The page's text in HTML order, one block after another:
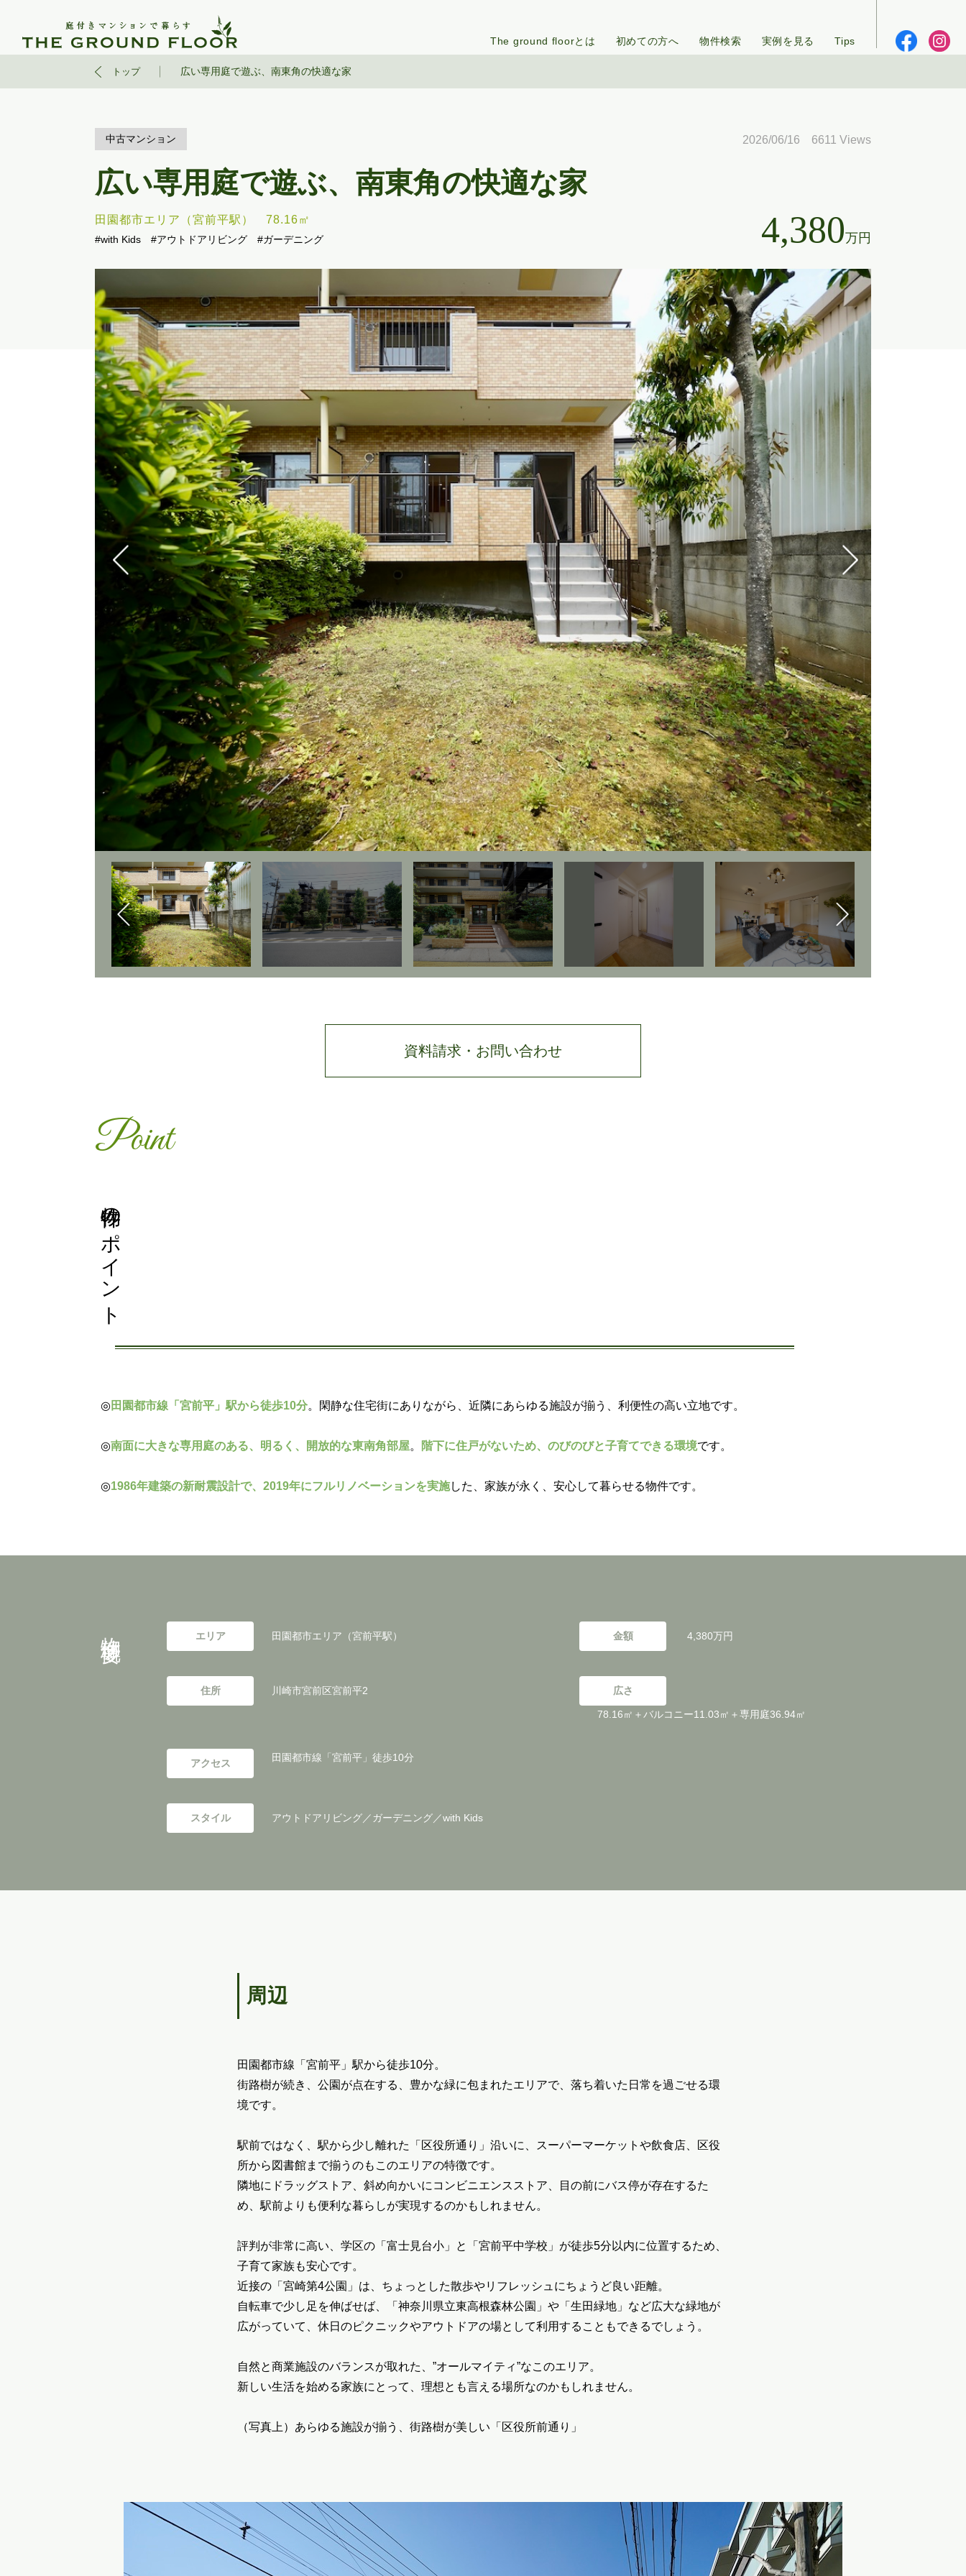
The ground floorとは 初めての方へ 物件検索 実例を見る Tips
トップ 広い専用庭で遊ぶ、南東角の快適な家
中古マンション 2026/06/16 6611 Views
広い専用庭で遊ぶ、南東角の快適な家
田園都市エリア（宮前平駅） 78.16㎡
#with Kids #アウトドアリビング #ガーデニング 4,380万円
資料請求・お問い合わせ
Point
物件のポイント
◎ 田園都市線「宮前平」駅から徒歩10分。閑静な住宅街にありながら、近隣にあらゆる施設が揃う、利便性の高い立地です。
◎南面に大きな専用庭のある、明るく、開放的な東南角部屋。 階下に住戸がないため、のびのびと子育てできる環境です。
◎1986年建築の新耐震設計で、2019年にフルリノベーションを実施した、家族が永く、安心して暮らせる物件です。
エリア 田園都市エリア（宮前平駅） 金額 4,380万円
住所 川崎市宮前区宮前平2 広さ
78.16㎡＋バルコニー11.03㎡＋専用庭36.94㎡
アクセス 田園都市線「宮前平」徒歩10分
スタイル アウトドアリビング／ガーデニング／with Kids
周辺
田園都市線「宮前平」駅から徒歩10分。
街路樹が続き、公園が点在する、豊かな緑に包まれたエリアで、落ち着いた日常を過ごせる環
境です。
駅前ではなく、駅から少し離れた「区役所通り」沿いに、スーパーマーケットや飲食店、区役
所から図書館まで揃うのもこのエリアの特徴です。
隣地にドラッグストア、斜め向かいにコンビニエンスストア、目の前にバス停が存在するた
め、駅前よりも便利な暮らしが実現するのかもしれません。
評判が非常に高い、学区の「富士見台小」と「宮前平中学校」が徒歩5分以内に位置するため、
子育て家族も安心です。
近接の「宮崎第4公園」は、ちょっとした散歩やリフレッシュにちょうど良い距離。
自転車で少し足を伸ばせば、「神奈川県立東高根森林公園」や「生田緑地」など広大な緑地が
広がっていて、休日のピクニックやアウトドアの場として利用することもできるでしょう。
自然と商業施設のバランスが取れた、”オールマイティ”なこのエリア。
新しい生活を始める家族にとって、理想とも言える場所なのかもしれません。
（写真上）あらゆる施設が揃う、街路樹が美しい「区役所前通り」